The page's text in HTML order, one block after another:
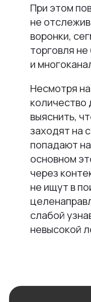
При этом
не
воронки,
торговля
и
Несмотря
количество
выяснить,
заходят на
попадают
основном
через
не ищут в
слабой
невысокой